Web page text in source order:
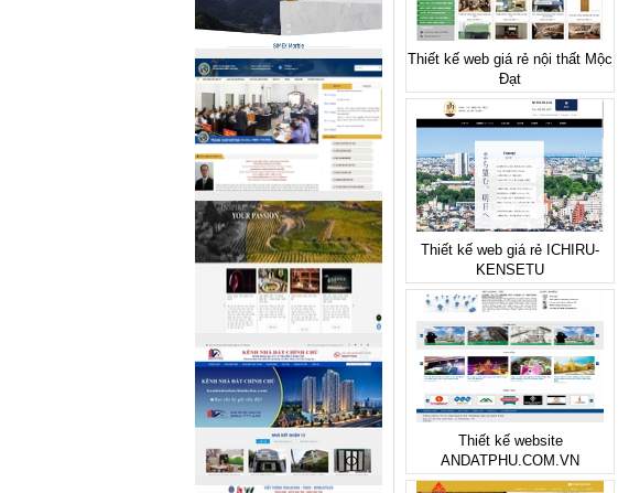
Thiết kế web giá rẻ nội thất Mộc
Đạt
Thiết kế web giá rẻ ICHIRU-
KENSETU
Thiết kế website
ANDATPHU.COM.VN